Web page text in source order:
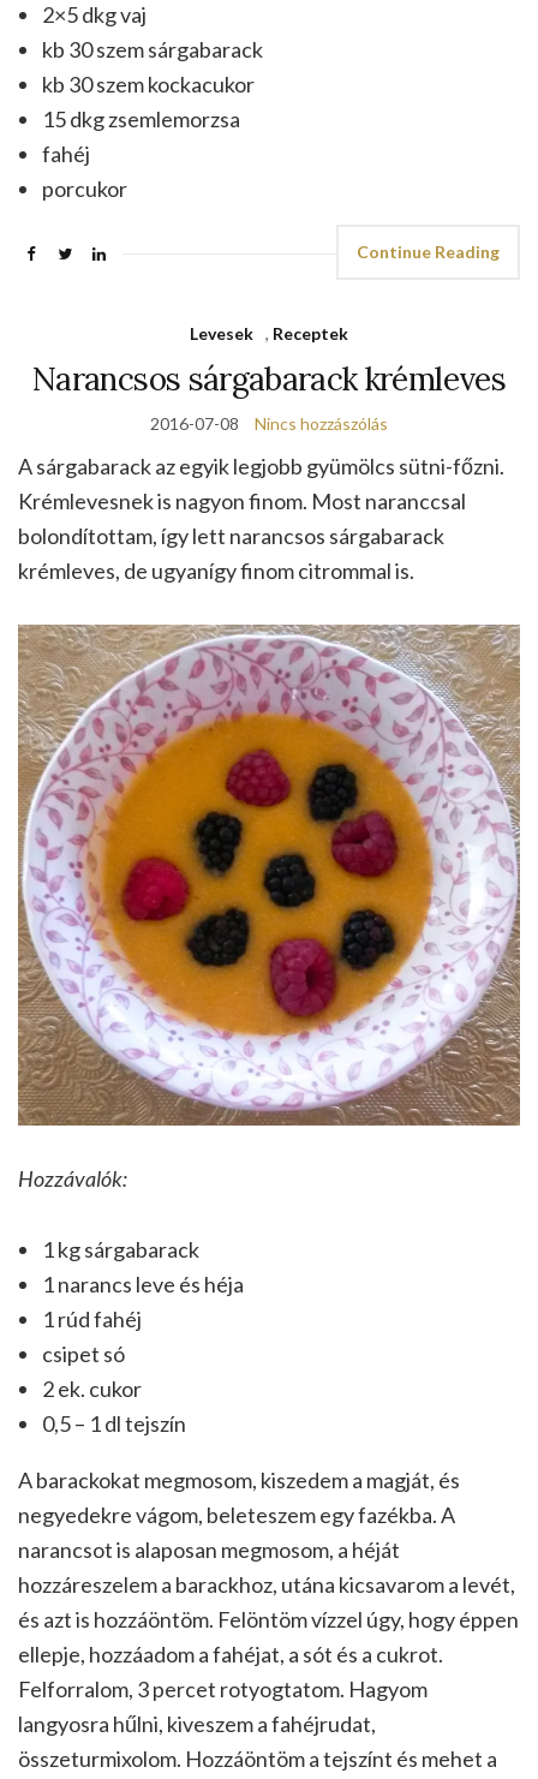
2×5 dkg vaj
kb 30 szem sárgabarack
kb 30 szem kockacukor
15 dkg zsemlemorzsa
fahéj
porcukor
Continue Reading
Levesek , Receptek
Narancsos sárgabarack krémleves
2016-07-08 Nincs hozzászólás
A sárgabarack az egyik legjobb gyümölcs sütni-főzni.
Krémlevesnek is nagyon finom. Most naranccsal
bolondítottam, így lett narancsos sárgabarack
krémleves, de ugyanígy finom citrommal is.
Hozzávalók:
1 kg sárgabarack
1 narancs leve és héja
1 rúd fahéj
csipet só
2 ek. cukor
0,5 – 1 dl tejszín
A barackokat megmosom, kiszedem a magját, és
negyedekre vágom, beleteszem egy fazékba. A
narancsot is alaposan megmosom, a héját
hozzáreszelem a barackhoz, utána kicsavarom a levét,
és azt is hozzáöntöm. Felöntöm vízzel úgy, hogy éppen
ellepje, hozzáadom a fahéjat, a sót és a cukrot.
Felforralom, 3 percet rotyogtatom. Hagyom
langyosra hűlni, kiveszem a fahéjrudat,
összeturmixolom. Hozzáöntöm a tejszínt és mehet a